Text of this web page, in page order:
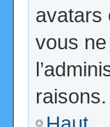
avatars
vous
raisons.